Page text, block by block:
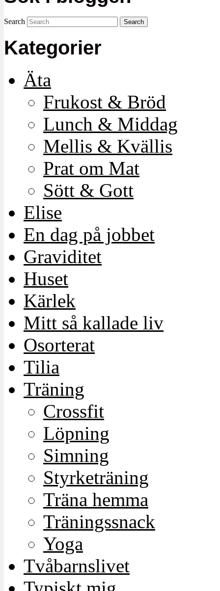
Search
Kategorier
Äta
Frukost & Bröd
Lunch & Middag
Mellis & Kvällis
Prat om Mat
Sött & Gott
Elise
En dag på jobbet
Graviditet
Huset
Kärlek
Mitt så kallade liv
Osorterat
Tilia
Träning
Crossfit
Löpning
Simning
Styrketräning
Träna hemma
Träningssnack
Yoga
Tvåbarnslivet